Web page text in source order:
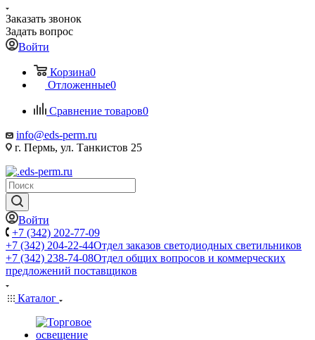
Заказать звонок
Задать вопрос
Войти
Корзина0
Отложенные0
Сравнение товаров0
info@eds-perm.ru
г. Пермь, ул. Танкистов 25
Войти
+7 (342) 202-77-09
+7 (342) 204-22-44Отдел заказов светодиодных светильников
+7 (342) 238-74-08Отдел общих вопросов и коммерческих
предложений поставщиков
Каталог